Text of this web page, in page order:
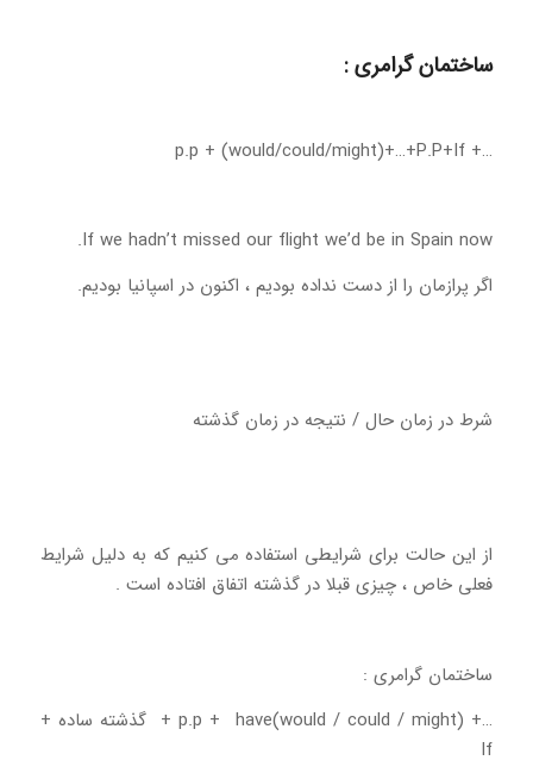
ساختمان گرامری :
…+ p.p + (would/could/might)+…+P.P+If
If we hadn’t missed our flight we’d be in Spain now.
اگر پرازمان را از دست نداده بودیم ، اکنون در اسپانیا بودیم.
شرط در زمان حال / نتیجه در زمان گذشته
از این حالت برای شرایطی استفاده می کنیم که به دلیل شرایط
فعلی خاص ، چیزی قبلا در گذشته اتفاق افتاده است .
ساختمان گرامری :
…+ p.p + have(would / could / might) + گذشته ساده +
If